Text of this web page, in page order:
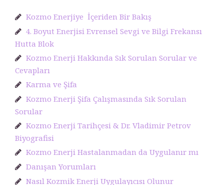
Kozmo Enerjiye İçeriden Bir Bakış
4. Boyut Enerjisi Evrensel Sevgi ve Bilgi Frekansı
Hutta Blok
Kozmo Enerji Hakkında Sık Sorulan Sorular ve
Cevapları
Karma ve Şifa
Kozmo Enerji Şifa Çalışmasında Sık Sorulan
Sorular
Kozmo Enerji Tarihçesi & Dr. Vladimir Petrov
Biyografisi
Kozmo Enerji Hastalanmadan da Uygulanır mı
Danışan Yorumları
Nasıl Kozmik Enerji Uygulayıcısı Olunur